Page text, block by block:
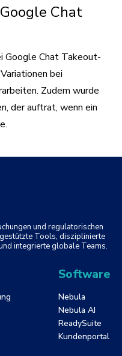
Chat
Google Chat Takeout-
bei
Zudem wurde
der auftrat, wenn ein
und regulatorischen
Tools, disziplinierte
integrierte globale Teams.
Software
Nebula
Nebula AI
ReadySuite
Kundenportal